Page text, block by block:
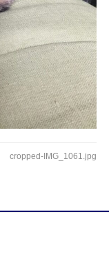
cropped-IMG_1061.jpg